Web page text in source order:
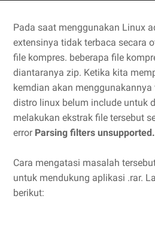
Pada saat menggunakan Linux
extensinya tidak terbaca secara
file kompres. beberapa file
diantaranya zip. Ketika kita
kemdian akan menggunakannya
distro linux belum include untuk
melakukan ekstrak file tersebut
error Parsing filters unsupported.
Cara mengatasi masalah
untuk mendukung aplikasi .rar.
berikut: